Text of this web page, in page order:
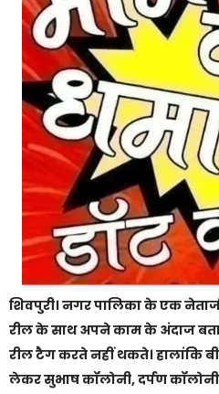
शिवपुरी। नगर पालिका के एक
रील के साथ अपने काम के अंदाज
रील टैग करते नहीं थकते। हालांकि
लेकर सुभाष कॉलोनी, दर्पण